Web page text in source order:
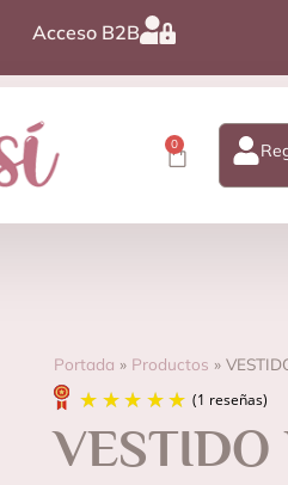
Acceso B2B
0
Portada » Productos »
VESTIDO